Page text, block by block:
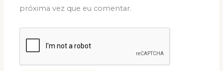
próxima vez que eu comentar.